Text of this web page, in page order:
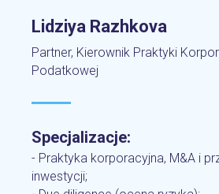
Lidziya Razhkova
Partner, Kierownik Praktyki
Podatkowej
Specjalizacje:
- Praktyka korporacyjna, M&A i
inwestycji;